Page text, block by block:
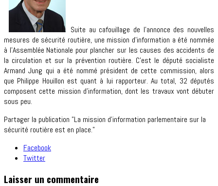
Suite au cafouillage de l’annonce des nouvelles
mesures de sécurité routière, une mission d’information a été nommée
à l’Assemblée Nationale pour plancher sur les causes des accidents de
la circulation et sur la prévention routière. C’est le député socialiste
Armand Jung qui a été nommé président de cette commission, alors
que Philippe Houillon est quant à lui rapporteur. Au total, 32 députés
composent cette mission d’information, dont les travaux vont débuter
sous peu.
Partager la publication "La mission d’information parlementaire sur la
sécurité routière est en place."
Facebook
Twitter
Laisser un commentaire